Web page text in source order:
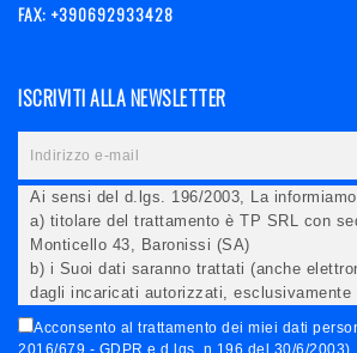
FAX: +390692933428
ISCRIVITI ALLA NEWSLETTER
Ai sensi del d.lgs. 196/2003, La
a) titolare del trattamento è TP SRL con
Monticello 43, Baronissi (SA)
b) i Suoi dati saranno trattati (anche
dagli incaricati autorizzati, esclusivamente
all'invio della newsletter e per l'invio (anche
informazioni relative alle iniziative del
Acconsento al trattamento dei miei dati
2016/679 - GDPR e d.lgs. n.196 del 30/6/2003)